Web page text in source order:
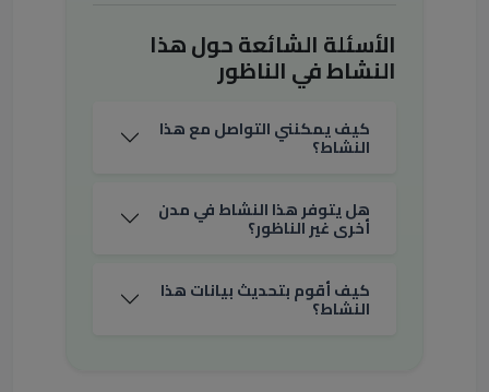
الأسئلة الشائعة حول هذا
النشاط في الناظور
كيف يمكنني التواصل مع هذا
النشاط؟
هل يتوفر هذا النشاط في مدن
أخرى غير الناظور؟
كيف أقوم بتحديث بيانات هذا
النشاط؟